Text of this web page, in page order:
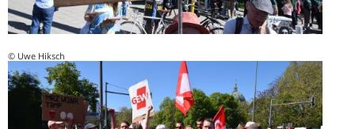
© Uwe Hiksch